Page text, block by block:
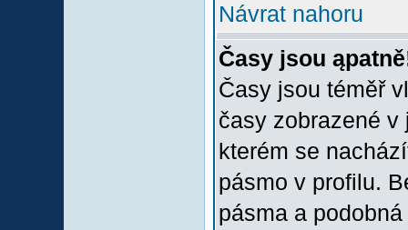
Návrat nahoru
Časy jsou
Časy jsou téměř
časy zobrazené
kterém se
pásmo v profilu.
pásma a